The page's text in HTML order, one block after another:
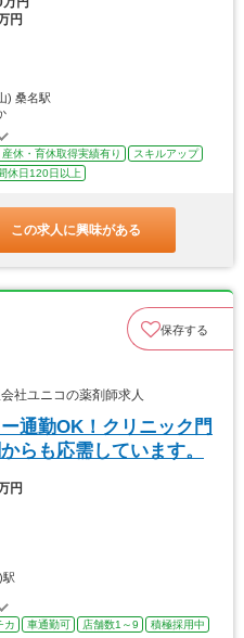
円
) 桑名駅
産休・育休取得実績有り
スキルアップ
休日120日以上
この求人に興味がある
保存する
社ユニコの薬剤師求人
通勤OK！クリニック門
らも応需しています。
円
駅
カ 車通勤可 店舗数1～9
積極採用中